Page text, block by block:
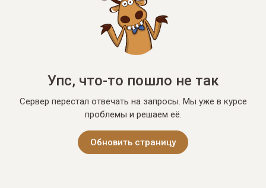
Упс, что-то пошло не так
Сервер перестал отвечать на запросы. Мы уже в курсе
проблемы и решаем её.
Обновить страницу